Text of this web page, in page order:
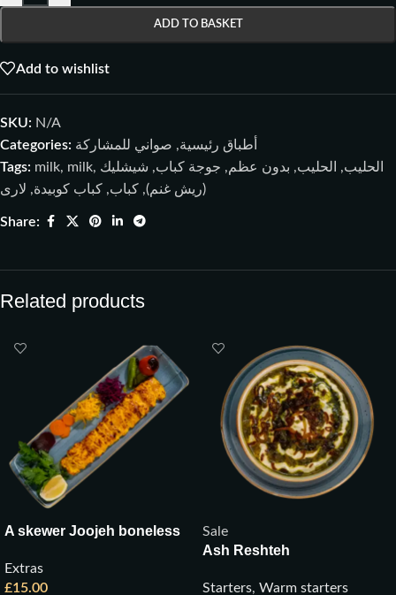
ADD TO BASKET
Add to wishlist
SKU: N/A
Categories:
أطباق رئيسية, صواني للمشاركة
Tags: milk, milk, الحليب, الحليب, بدون عظم, جوجة كباب, شيشليك
(ريش غنم), كباب, كباب كوبيدة, لاری
Share:
Related products
A skewer Joojeh boneless
Extras
£15.00
Sale
Ash Reshteh
Starters, Warm starters